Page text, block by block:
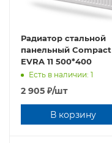
Радиатор стальной
панельный Compact
EVRA 11 500*400
Есть в наличии: 1
2 905 ₽/шт
В корзину